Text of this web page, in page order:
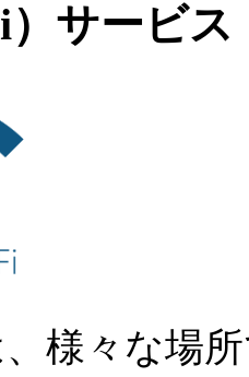
サービス
様々な場